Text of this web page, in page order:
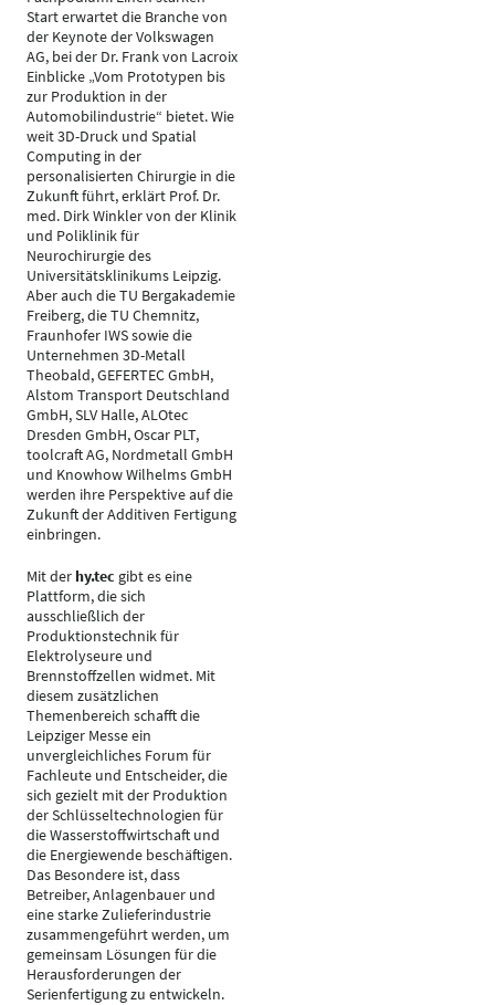
Start erwartet die Branche von
der Keynote der Volkswagen
AG, bei der Dr. Frank von Lacroix
Einblicke „Vom Prototypen bis
zur Produktion in der
Automobilindustrie“ bietet. Wie
weit 3D-Druck und Spatial
Computing in der
personalisierten Chirurgie in die
Zukunft führt, erklärt Prof. Dr.
med. Dirk Winkler von der Klinik
und Poliklinik für
Neurochirurgie des
Universitätsklinikums Leipzig.
Aber auch die TU Bergakademie
Freiberg, die TU Chemnitz,
Fraunhofer IWS sowie die
Unternehmen 3D-Metall
Theobald, GEFERTEC GmbH,
Alstom Transport Deutschland
GmbH, SLV Halle, ALOtec
Dresden GmbH, Oscar PLT,
toolcraft AG, Nordmetall GmbH
und Knowhow Wilhelms GmbH
werden ihre Perspektive auf die
Zukunft der Additiven Fertigung
einbringen.
Mit der hy.tec gibt es eine
Plattform, die sich
ausschließlich der
Produktionstechnik für
Elektrolyseure und
Brennstoffzellen widmet. Mit
diesem zusätzlichen
Themenbereich schafft die
Leipziger Messe ein
unvergleichliches Forum für
Fachleute und Entscheider, die
sich gezielt mit der Produktion
der Schlüsseltechnologien für
die Wasserstoffwirtschaft und
die Energiewende beschäftigen.
Das Besondere ist, dass
Betreiber, Anlagenbauer und
eine starke Zulieferindustrie
zusammengeführt werden, um
gemeinsam Lösungen für die
Herausforderungen der
Serienfertigung zu entwickeln.